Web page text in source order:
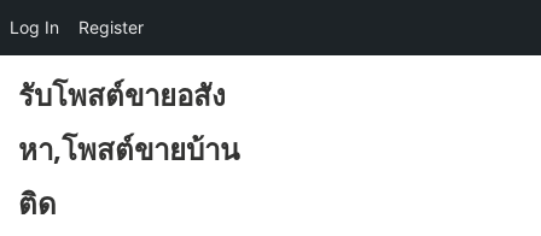
content
รับโพสต์ขายอสัง
หา,โพสต์ขายบ้าน
ติด
Log In Register